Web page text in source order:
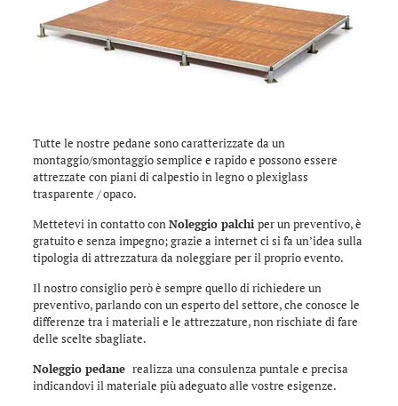
Tutte le nostre pedane sono caratterizzate da un
montaggio/smontaggio semplice e rapido e possono essere
attrezzate con piani di calpestio in legno o plexiglass
trasparente / opaco.
Mettetevi in contatto conNoleggio palchi per un preventivo, è
gratuito e senza impegno; grazie a internet ci si fa un’idea sulla
tipologia di attrezzatura da noleggiare per il proprio evento.
Il nostro consiglio però è sempre quello di richiedere un
preventivo, parlando con un esperto del settore, che conosce le
differenze tra i materiali e le attrezzature, non rischiate di fare
delle scelte sbagliate.
Noleggio pedane realizza una consulenza puntale e precisa
indicandovi il materiale più adeguato alle vostre esigenze.